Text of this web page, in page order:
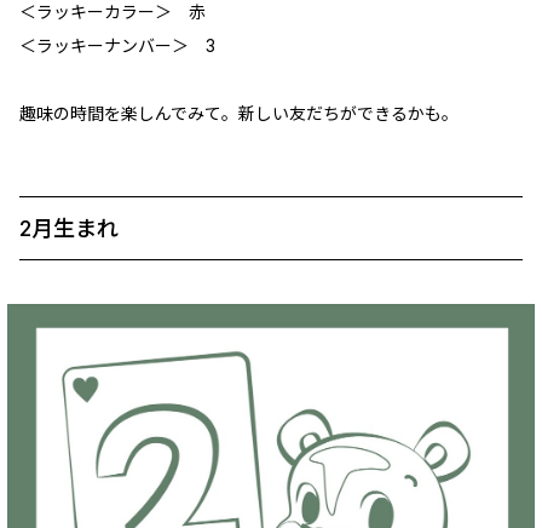
＜ラッキーカラー＞ 赤
＜ラッキーナンバー＞ 3
趣味の時間を楽しんでみて。新しい友だちができるかも。
2月生まれ